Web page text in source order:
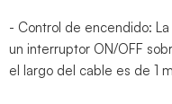
- Control de encendido:
un interruptor ON/OFF
el largo del cable es de 1